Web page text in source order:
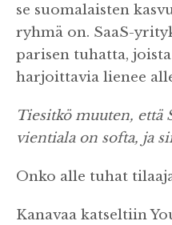
se suomalaisten
ryhmä on. SaaS-
parisen tuhatta,
harjoittavia lienee
Tiesitkö muuten, että
vientiala on softa, ja
Onko alle tuhat
Kanavaa katseltiin